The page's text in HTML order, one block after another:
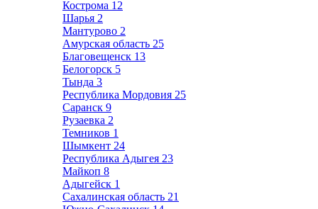
Кострома 12
Шарья 2
Мантурово 2
Амурская область 25
Благовещенск 13
Белогорск 5
Тында 3
Республика Мордовия 25
Саранск 9
Рузаевка 2
Темников 1
Шымкент 24
Республика Адыгея 23
Майкоп 8
Адыгейск 1
Сахалинская область 21